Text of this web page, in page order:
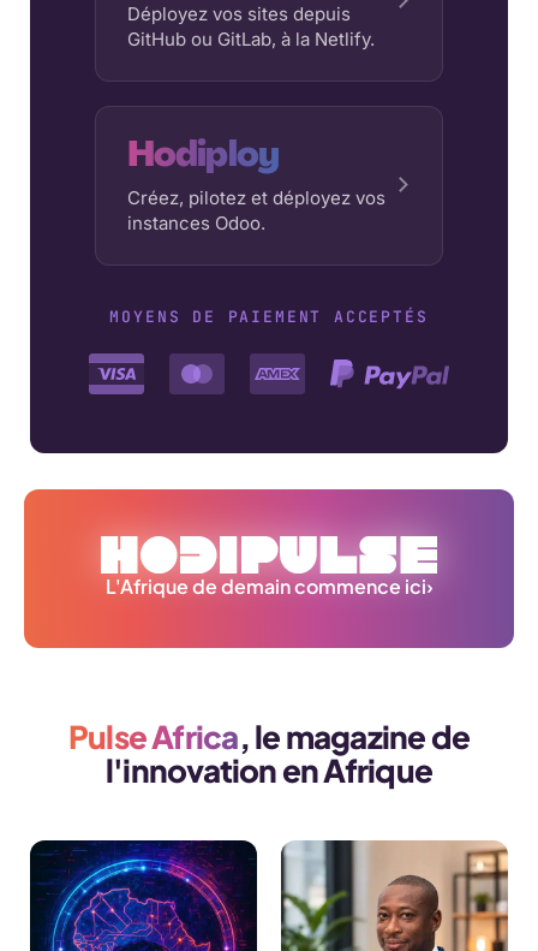
Déployez vos sites depuis
GitHub ou GitLab, à la Netlify.
Hodiploy
Créez, pilotez et déployez vos
instances Odoo.
MOYENS DE PAIEMENT ACCEPTÉS
L'Afrique de demain commence ici›
Pulse Africa, le magazine de
l'innovation en Afrique